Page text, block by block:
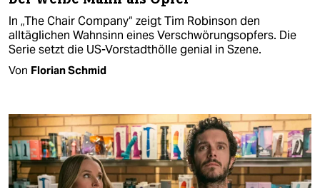
In „The Chair Company“ zeigt Tim Robinson den
alltäglichen Wahnsinn eines Verschwörungsopfers. Die
Serie setzt die US-Vorstadthölle genial in Szene.
Von Florian Schmid